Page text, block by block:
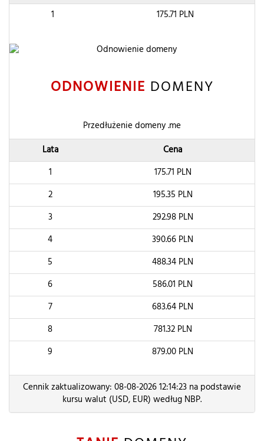
1
175.71 PLN
ODNOWIENIE DOMENY
Przedłużenie domeny .me
Lata
Cena
1
175.71 PLN
2
195.35 PLN
3
292.98PLN
4
390.66 PLN
5
488.34 PLN
6
586.01 PLN
7
683.64 PLN
8
781.32PLN
9
879.00 PLN
Cennik zaktualizowany: 08-08-2026 12:14:23 na podstawie
kursu walut (USD, EUR) według NBP.